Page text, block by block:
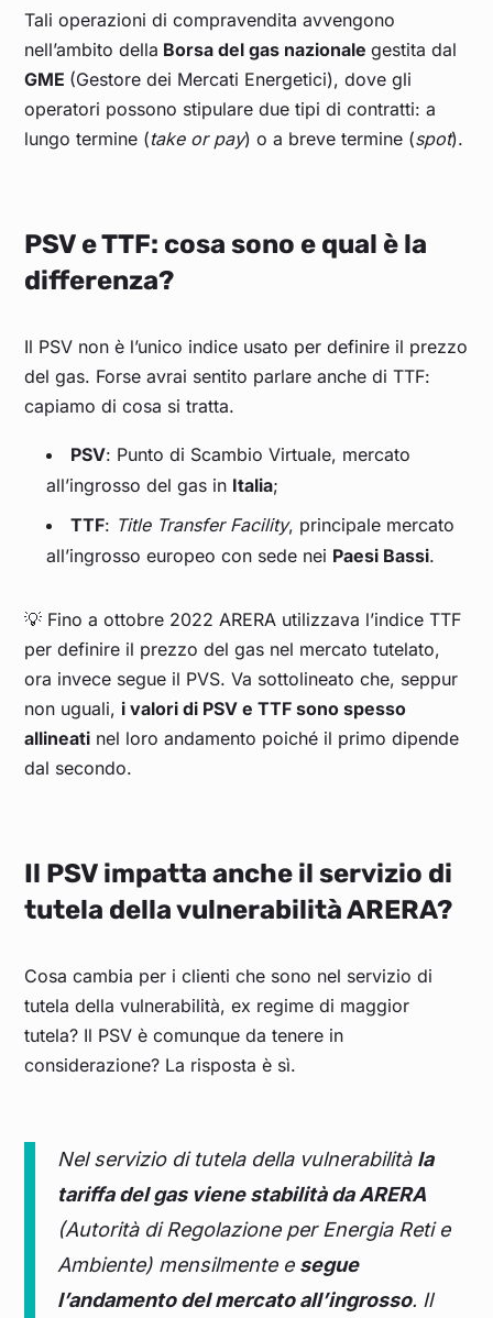
Tali operazioni di compravendita avvengono
nell’ambito della Borsa del gas nazionalegestita dal
GME (Gestore dei Mercati Energetici), dove gli
operatori possono stipulare due tipi di contratti: a
lungo termine (take or pay) o a breve termine (spot).
PSV e TTF: cosa sono e qual è la
differenza?
Il PSV non è l’unico indice usato per definire il prezzo
del gas. Forse avrai sentito parlare anche di TTF:
capiamo di cosa si tratta.
PSV: Punto di Scambio Virtuale, mercato
all’ingrosso del gas in Italia;
TTF: Title Transfer Facility, principale mercato
all’ingrosso europeo con sede nei Paesi Bassi.
💡 Fino a ottobre 2022 ARERA utilizzava l’indice TTF
per definire il prezzo del gas nel mercato tutelato,
ora invece segue il PVS. Va sottolineato che, seppur
non uguali, i valori di PSV e TTF sono spesso
allineati nel loro andamento poiché il primo dipende
dal secondo.
Il PSV impatta anche il servizio di
tutela della vulnerabilità ARERA?
Cosa cambia per i clienti che sono nel servizio di
tutela della vulnerabilità, ex regime di maggior
tutela? Il PSV è comunque da tenere in
considerazione? La risposta è sì.
Nel servizio di tutela della vulnerabilità la
tariffa del gas viene stabilità da ARERA
(Autorità di Regolazione per Energia Reti e
Ambiente) mensilmente e segue
l’andamento del mercato all’ingrosso. Il